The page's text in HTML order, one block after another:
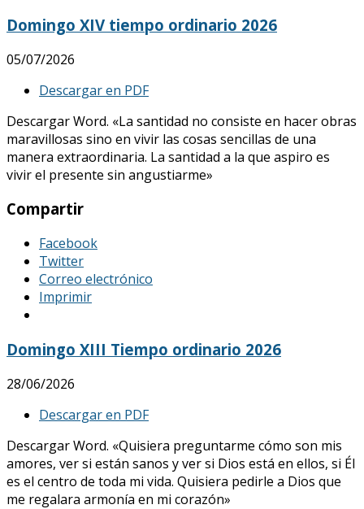
Domingo XIV tiempo ordinario 2026
05/07/2026
Descargar en PDF
Descargar Word. «La santidad no consiste en hacer obras
maravillosas sino en vivir las cosas sencillas de una
manera extraordinaria. La santidad a la que aspiro es
vivir el presente sin angustiarme»
Compartir
Facebook
Twitter
Correo electrónico
Imprimir
Domingo XIII Tiempo ordinario 2026
28/06/2026
Descargar en PDF
Descargar Word. «Quisiera preguntarme cómo son mis
amores, ver si están sanos y ver si Dios está en ellos, si Él
es el centro de toda mi vida. Quisiera pedirle a Dios que
me regalara armonía en mi corazón»